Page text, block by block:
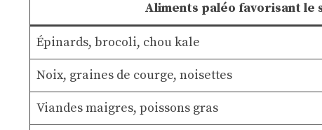
Aliments paléo favorisant le
Épinards, brocoli, chou kale
Noix, graines de courge, noisettes
Viandes maigres, poissons gras